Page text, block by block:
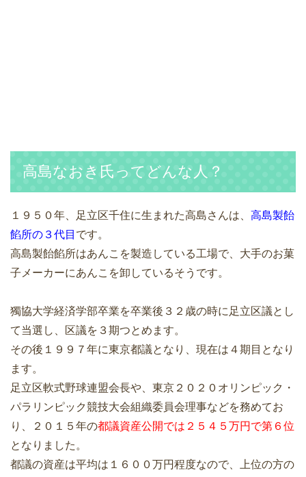
高島なおき氏ってどんな人？
１９５０年、足立区千住に生まれた高島さんは、 高島製飴
餡所の３代目 です。
高島製飴餡所はあんこを製造している工場で、大手のお菓
子メーカーにあんこを卸しているそうです。
獨協大学経済学部卒業を卒業後３２歳の時に足立区議とし
て当選し、区議を３期つとめます。
その後１９９７年に東京都議となり、現在は４期目となり
ます。
足立区軟式野球連盟会長や、東京２０２０オリンピック・
パラリンピック競技大会組織委員会理事などを務めてお
り、２０１５年の都議資産公開では２５４５万円で第６位
となりました。
都議の資産は平均は１６００万円程度なので、上位の方の